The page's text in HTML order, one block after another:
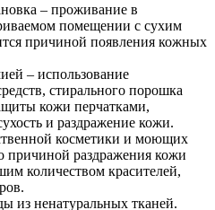
– проживание в
помещении с сухим
причиной появления кожных
– использование
стирального порошка
кожи перчатками,
и раздражение кожи.
косметики и моющих
причиной раздражения кожи
количеством красителей,
из ненатуральных тканей.